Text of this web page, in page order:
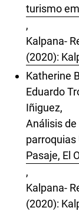
turismo
,
Kalpana-
(2020):
Katherine
Eduardo
Iñiguez,
Análisis
parroquias
Pasaje, El
,
Kalpana-
(2020):